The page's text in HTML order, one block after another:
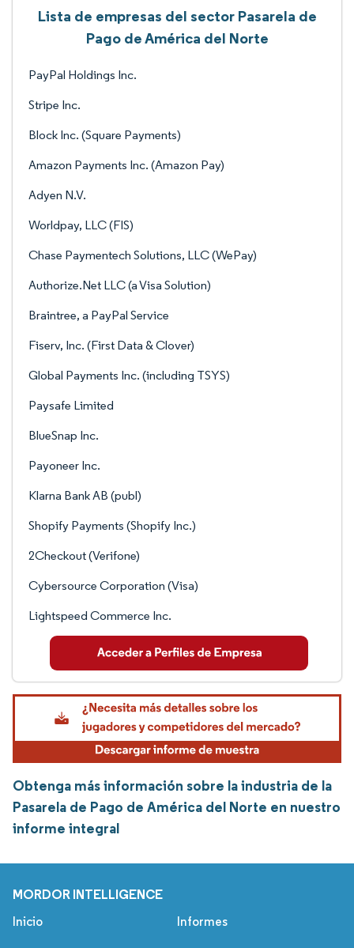
Lista de empresas del sector Pasarela de
Pago de América del Norte
PayPal Holdings Inc.
Stripe Inc.
Block Inc. (Square Payments)
Amazon Payments Inc. (Amazon Pay)
Adyen N.V.
Worldpay, LLC (FIS)
Chase Paymentech Solutions, LLC (WePay)
Authorize.Net LLC (a Visa Solution)
Braintree, a PayPal Service
Fiserv, Inc. (First Data & Clover)
Global Payments Inc. (including TSYS)
Paysafe Limited
BlueSnap Inc.
Payoneer Inc.
Klarna Bank AB (publ)
Shopify Payments (Shopify Inc.)
2Checkout (Verifone)
Cybersource Corporation (Visa)
Lightspeed Commerce Inc.
Obtenga más información sobre la industria de la
Pasarela de Pago de América del Norte en nuestro
informe integral
MORDOR INTELLIGENCE
Inicio Informes